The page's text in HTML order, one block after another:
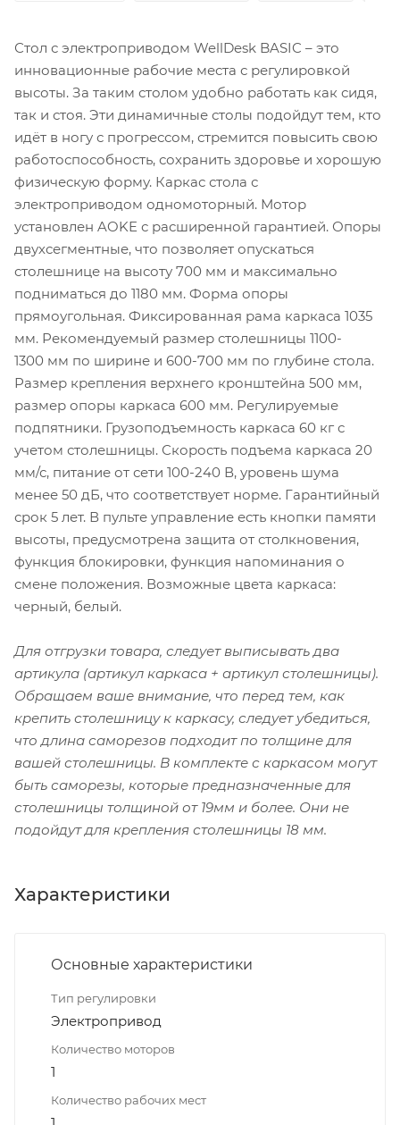
Стол с электроприводом WellDesk BASIC – это
инновационные рабочие места с регулировкой
высоты. За таким столом удобно работать как сидя,
так и стоя. Эти динамичные столы подойдут тем, кто
идёт в ногу с прогрессом, стремится повысить свою
работоспособность, сохранить здоровье и хорошую
физическую форму. Каркас стола с
электроприводом одномоторный. Мотор
установлен AOKE с расширенной гарантией. Опоры
двухсегментные, что позволяет опускаться
столешнице на высоту 700 мм и максимально
подниматься до 1180 мм. Форма опоры
прямоугольная. Фиксированная рама каркаса 1035
мм. Рекомендуемый размер столешницы 1100-
1300 мм по ширине и 600-700 мм по глубине стола.
Размер крепления верхнего кронштейна 500 мм,
размер опоры каркаса 600 мм. Регулируемые
подпятники. Грузоподъемность каркаса 60 кг с
учетом столешницы. Скорость подъема каркаса 20
мм/с, питание от сети 100-240 В, уровень шума
менее 50 дБ, что соответствует норме. Гарантийный
срок 5 лет. В пульте управление есть кнопки памяти
высоты, предусмотрена защита от столкновения,
функция блокировки, функция напоминания о
смене положения. Возможные цвета каркаса:
черный, белый.
Для отгрузки товара, следует выписывать два
артикула (артикул каркаса + артикул столешницы).
Обращаем ваше внимание, что перед тем, как
крепить столешницу к каркасу, следует убедиться,
что длина саморезов подходит по толщине для
вашей столешницы. В комплекте с каркасом могут
быть саморезы, которые предназначенные для
столешницы толщиной от 19мм и более. Они не
подойдут для крепления столешницы 18 мм.
Характеристики
Основные характеристики
Тип регулировки
Электропривод
Количество моторов
1
Количество рабочих мест